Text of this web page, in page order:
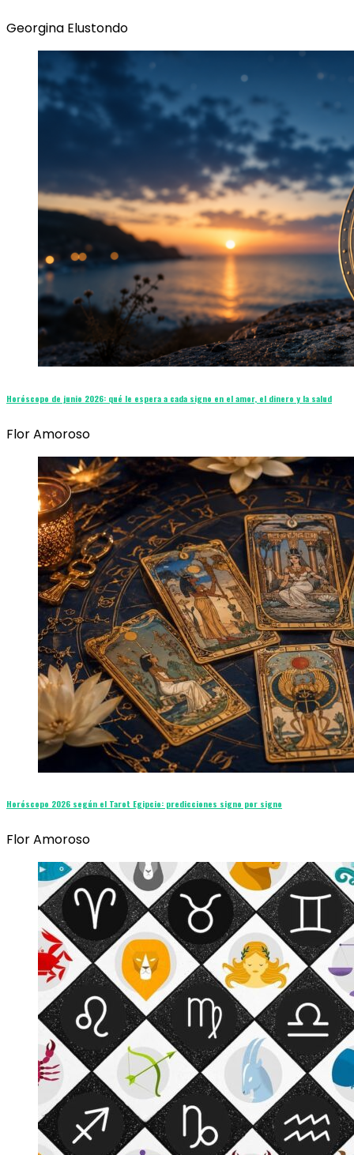
Georgina Elustondo
Horóscopo de junio 2026: qué le espera a cada signo en el amor, el dinero y la salud
Flor Amoroso
Horóscopo 2026 según el Tarot Egipcio: predicciones signo por signo
Flor Amoroso